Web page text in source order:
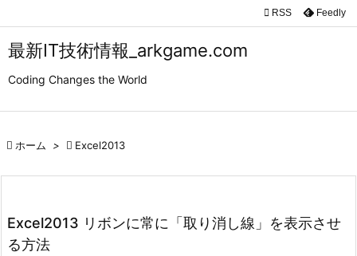
最新IT技術情報_arkgame.com
Coding Changes the World


検索
 RSS Feedly
 ホーム >  Excel2013
Excel2013 リボンに常に「取り消し線」を表示させ
る方法